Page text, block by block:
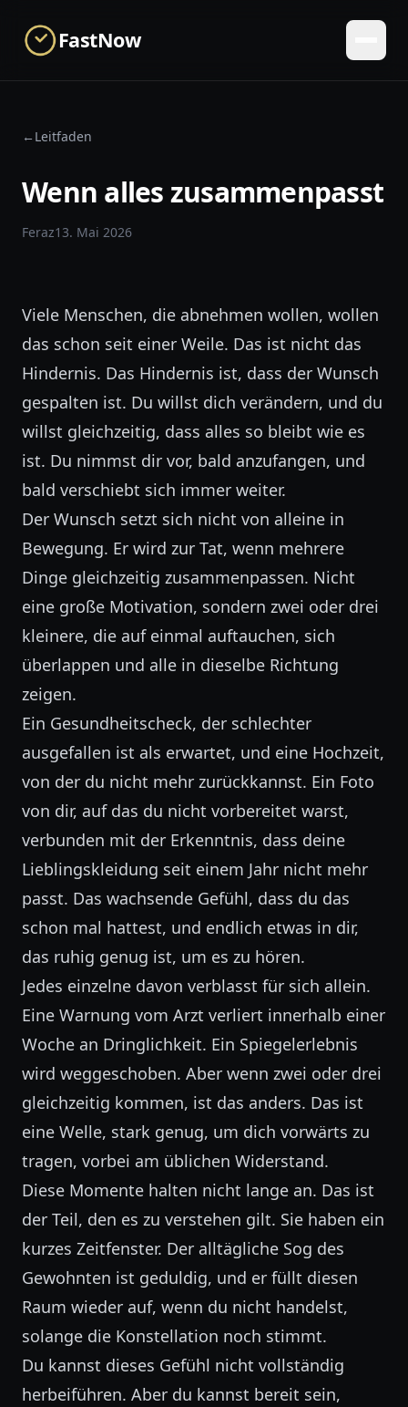
FastNow
← Leitfaden
Wenn alles zusammenpasst
Feraz13. Mai 2026
Viele Menschen, die abnehmen wollen, wollen
das schon seit einer Weile. Das ist nicht das
Hindernis. Das Hindernis ist, dass der Wunsch
gespalten ist. Du willst dich verändern, und du
willst gleichzeitig, dass alles so bleibt wie es
ist. Du nimmst dir vor, bald anzufangen, und
bald verschiebt sich immer weiter.
Der Wunsch setzt sich nicht von alleine in
Bewegung. Er wird zur Tat, wenn mehrere
Dinge gleichzeitig zusammenpassen. Nicht
eine große Motivation, sondern zwei oder drei
kleinere, die auf einmal auftauchen, sich
überlappen und alle in dieselbe Richtung
zeigen.
Ein Gesundheitscheck, der schlechter
ausgefallen ist als erwartet, und eine Hochzeit,
von der du nicht mehr zurückkannst. Ein Foto
von dir, auf das du nicht vorbereitet warst,
verbunden mit der Erkenntnis, dass deine
Lieblingskleidung seit einem Jahr nicht mehr
passt. Das wachsende Gefühl, dass du das
schon mal hattest, und endlich etwas in dir,
das ruhig genug ist, um es zu hören.
Jedes einzelne davon verblasst für sich allein.
Eine Warnung vom Arzt verliert innerhalb einer
Woche an Dringlichkeit. Ein Spiegelerlebnis
wird weggeschoben. Aber wenn zwei oder drei
gleichzeitig kommen, ist das anders. Das ist
eine Welle, stark genug, um dich vorwärts zu
tragen, vorbei am üblichen Widerstand.
Diese Momente halten nicht lange an. Das ist
der Teil, den es zu verstehen gilt. Sie haben ein
kurzes Zeitfenster. Der alltägliche Sog des
Gewohnten ist geduldig, und er füllt diesen
Raum wieder auf, wenn du nicht handelst,
solange die Konstellation noch stimmt.
Du kannst dieses Gefühl nicht vollständig
herbeiführen. Aber du kannst bereit sein,